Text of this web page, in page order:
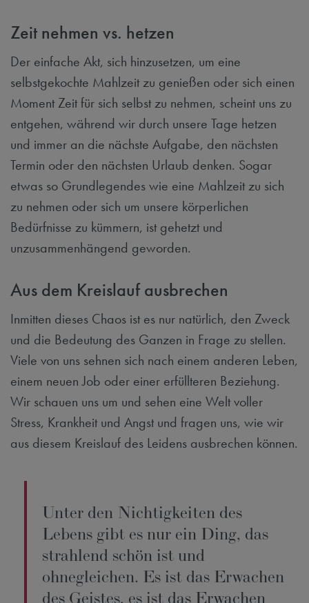
Zeit nehmen vs. hetzen
Der einfache Akt, sich hinzusetzen, um eine
selbstgekochte Mahlzeit zu genießen oder sich einen
Moment Zeit für sich selbst zu nehmen, scheint uns zu
entgehen, während wir durch unsere Tage hetzen
und immer an die nächste Aufgabe, den nächsten
Termin oder den nächsten Urlaub denken. Sogar
etwas so Grundlegendes wie eine Mahlzeit zu sich
zu nehmen oder sich um unsere körperlichen
Bedürfnisse zu kümmern, ist gehetzt und
unzusammenhängend geworden.
Aus dem Kreislauf ausbrechen
Inmitten dieses Chaos ist es nur natürlich, den Zweck
und die Bedeutung des Ganzen in Frage zu stellen.
Viele von uns sehnen sich nach einem anderen Leben,
einem neuen Job oder einer erfüllteren Beziehung.
Wir schauen uns um und sehen eine Welt voller
Stress, Krankheit und Angst und fragen uns, wie wir
aus diesem Kreislauf des Leidens ausbrechen können.
Unter den Nichtigkeiten des
Lebens gibt es nur ein Ding, das
strahlend schön ist und
ohnegleichen. Es ist das Erwachen
des Geistes, es ist das Erwachen